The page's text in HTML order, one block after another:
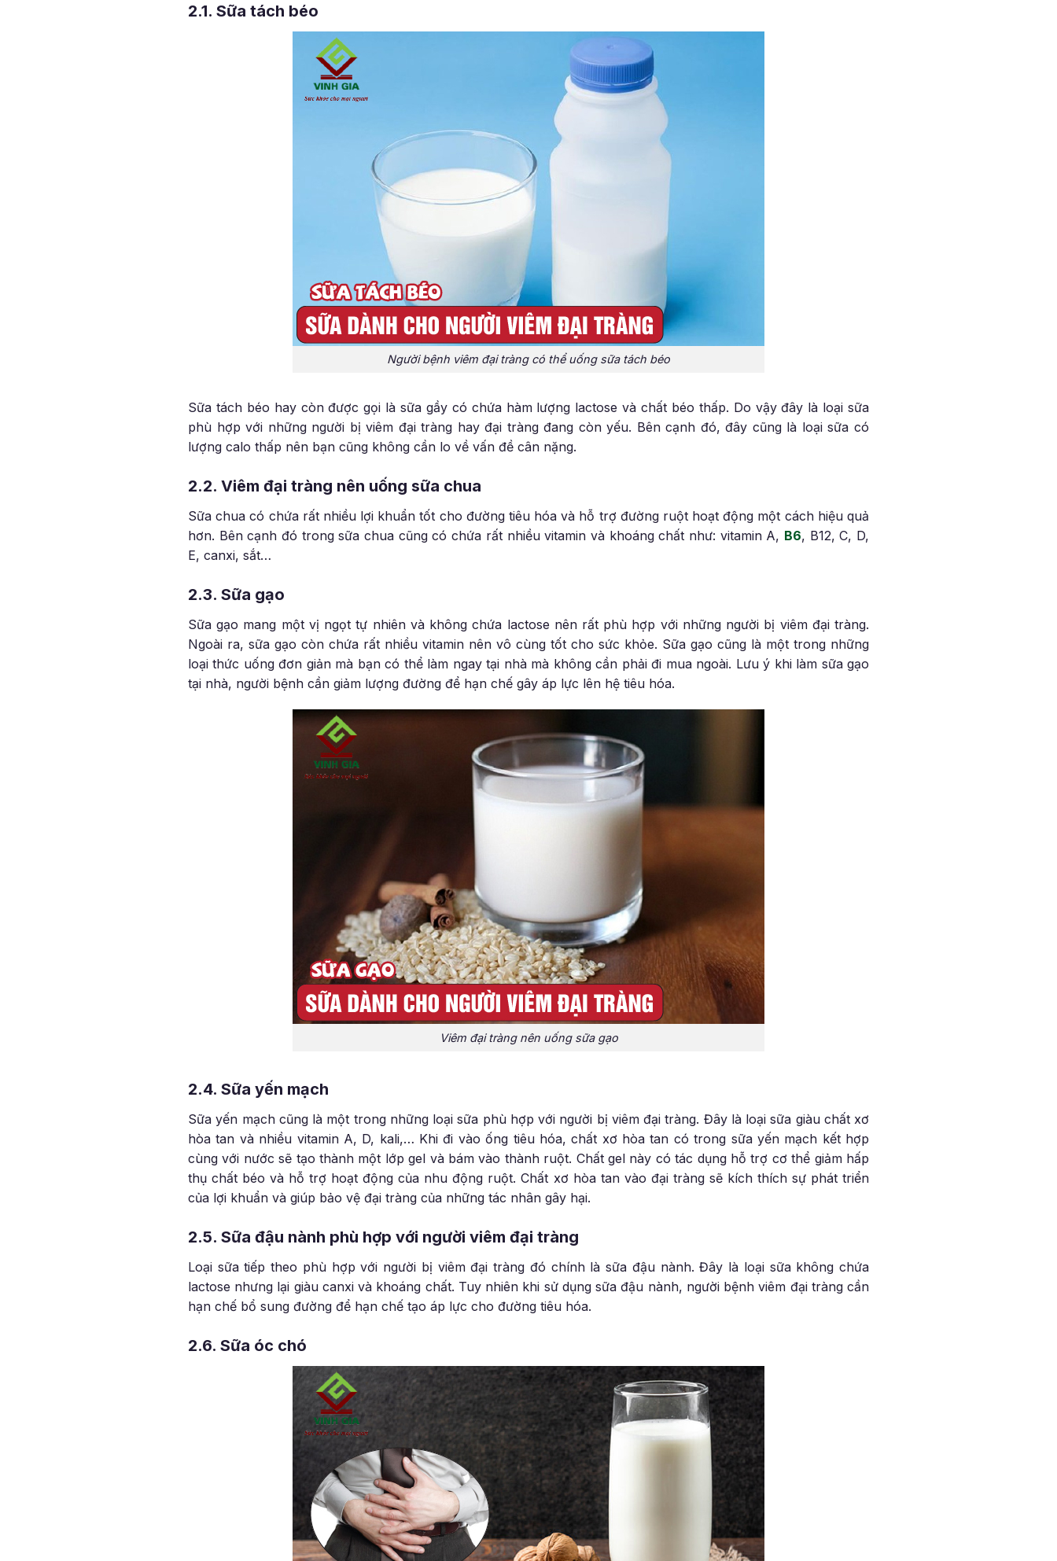
2.1. Sữa tách béo
Người bệnh viêm đại tràng có thể uống sữa tách béo
Sữa tách béo hay còn được gọi là sữa gầy có chứa hàm lượng lactose và chất béo thấp. Do vậy đây là loại sữa
phù hợp với những người bị viêm đại tràng hay đại tràng đang còn yếu. Bên cạnh đó, đây cũng là loại sữa có
lượng calo thấp nên bạn cũng không cần lo về vấn đề cân nặng.
2.2. Viêm đại tràng nên uống sữa chua
Sữa chua có chứa rất nhiều lợi khuẩn tốt cho đường tiêu hóa và hỗ trợ đường ruột hoạt động một cách hiệu quả
hơn. Bên cạnh đó trong sữa chua cũng có chứa rất nhiều vitamin và khoáng chất như: vitamin A, B6, B12, C, D,
E, canxi, sắt…
2.3. Sữa gạo
Sữa gạo mang một vị ngọt tự nhiên và không chứa lactose nên rất phù hợp với những người bị viêm đại tràng.
Ngoài ra, sữa gạo còn chứa rất nhiều vitamin nên vô cùng tốt cho sức khỏe. Sữa gạo cũng là một trong những
loại thức uống đơn giản mà bạn có thể làm ngay tại nhà mà không cần phải đi mua ngoài. Lưu ý khi làm sữa gạo
tại nhà, người bệnh cần giảm lượng đường để hạn chế gây áp lực lên hệ tiêu hóa.
Viêm đại tràng nên uống sữa gạo
2.4. Sữa yến mạch
Sữa yến mạch cũng là một trong những loại sữa phù hợp với người bị viêm đại tràng. Đây là loại sữa giàu chất xơ
hòa tan và nhiều vitamin A, D, kali,… Khi đi vào ống tiêu hóa, chất xơ hòa tan có trong sữa yến mạch kết hợp
cùng với nước sẽ tạo thành một lớp gel và bám vào thành ruột. Chất gel này có tác dụng hỗ trợ cơ thể giảm hấp
thụ chất béo và hỗ trợ hoạt động của nhu động ruột. Chất xơ hòa tan vào đại tràng sẽ kích thích sự phát triển
của lợi khuẩn và giúp bảo vệ đại tràng của những tác nhân gây hại.
2.5. Sữa đậu nành phù hợp với người viêm đại tràng
Loại sữa tiếp theo phù hợp với người bị viêm đại tràng đó chính là sữa đậu nành. Đây là loại sữa không chứa
lactose nhưng lại giàu canxi và khoáng chất. Tuy nhiên khi sử dụng sữa đậu nành, người bệnh viêm đại tràng cần
hạn chế bổ sung đường để hạn chế tạo áp lực cho đường tiêu hóa.
2.6. Sữa óc chó